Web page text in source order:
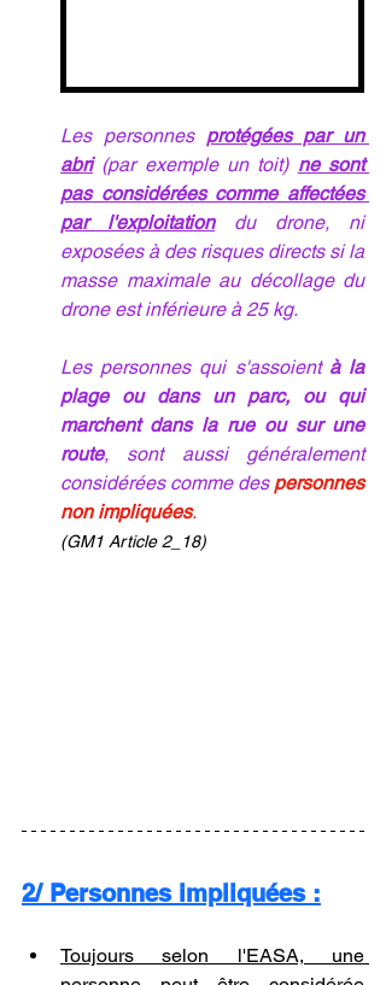
Les personnes protégées par un
abri (par exemple un toit) ne sont
pas considérées comme affectées
par l'exploitation du drone, ni
exposées à des risques directs si la
masse maximale au décollage du
drone est inférieure à 25 kg.
Les personnes qui s'assoient à la
plage ou dans un parc, ou qui
marchent dans la rue ou sur une
route, sont aussi généralement
considérées comme des personnes
non impliquées.
(GM1 Article 2_18)
2/ Personnes impliquées :
Toujours selon l'EASA, une